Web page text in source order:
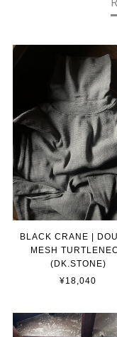
BLACK CRANE |
MESH
(DK.STONE)
¥18,040